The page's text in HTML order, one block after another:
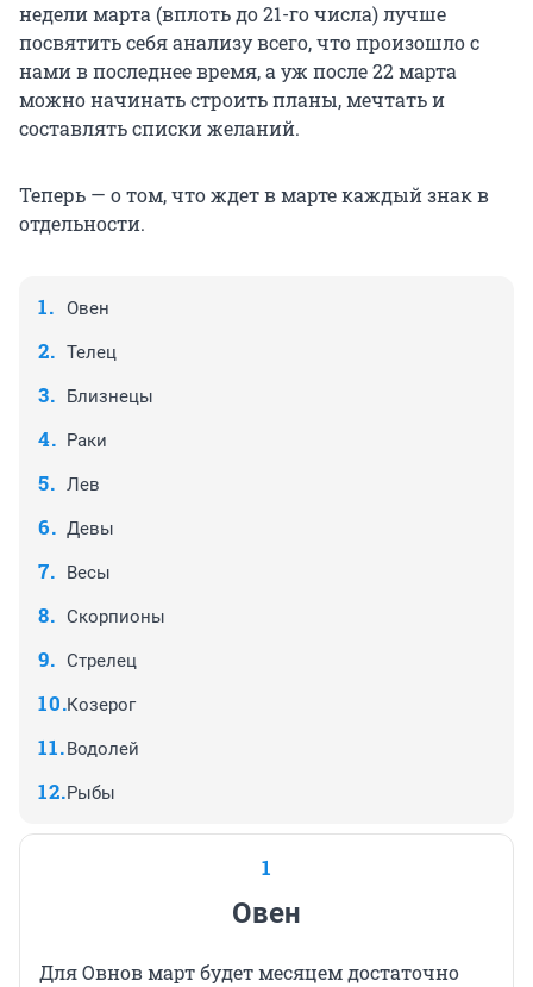
недели марта (вплоть до 21-го числа) лучше
посвятить себя анализу всего, что произошло с
нами в последнее время, а уж после 22 марта
можно начинать строить планы, мечтать и
составлять списки желаний.
Теперь — о том, что ждет в марте каждый знак в
отдельности.
Овен
Телец
Близнецы
Раки
Лев
Девы
Весы
Скорпионы
Стрелец
Козерог
Водолей
Рыбы
1
Овен
Для Овнов март будет месяцем достаточно